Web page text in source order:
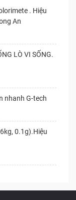
. Hiệu
An
LÒ VI SỐNG.
nhanh G-tech
0.1g).Hiệu